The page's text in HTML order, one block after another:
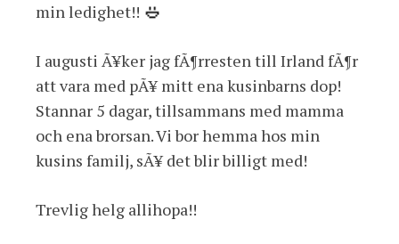
min ledighet!!
I augusti Ã¥ker jag fÃ¶rresten till Irland fÃ¶r
att vara med pÃ¥ mitt ena kusinbarns dop!
Stannar 5 dagar, tillsammans med mamma
och ena brorsan. Vi bor hemma hos min
kusins familj, sÃ¥ det blir billigt med!
Trevlig helg allihopa!!